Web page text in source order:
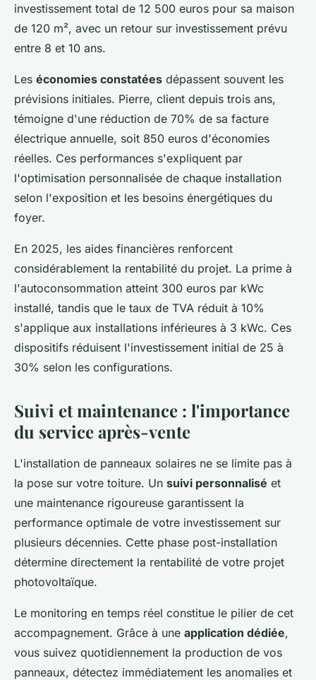
investissement total de 12 500 euros pour sa maison
de 120 m², avec un retour sur investissement prévu
entre 8 et 10 ans.
Les économies constatées dépassent souvent les
prévisions initiales. Pierre, client depuis trois ans,
témoigne d'une réduction de 70% de sa facture
électrique annuelle, soit 850 euros d'économies
réelles. Ces performances s'expliquent par
l'optimisation personnalisée de chaque installation
selon l'exposition et les besoins énergétiques du
foyer.
En 2025, les aides financières renforcent
considérablement la rentabilité du projet. La prime à
l'autoconsommation atteint 300 euros par kWc
installé, tandis que le taux de TVA réduit à 10%
s'applique aux installations inférieures à 3 kWc. Ces
dispositifs réduisent l'investissement initial de 25 à
30% selon les configurations.
Suivi et maintenance : l'importance
du service après-vente
L'installation de panneaux solaires ne se limite pas à
la pose sur votre toiture. Un suivi personnalisé et
une maintenance rigoureuse garantissent la
performance optimale de votre investissement sur
plusieurs décennies. Cette phase post-installation
détermine directement la rentabilité de votre projet
photovoltaïque.
Le monitoring en temps réel constitue le pilier de cet
accompagnement. Grâce à une application dédiée,
vous suivez quotidiennement la production de vos
panneaux, détectez immédiatement les anomalies et